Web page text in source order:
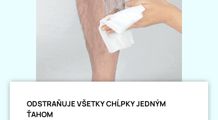
ODSTRAŇUJE VŠETKY CHĹPKY JEDNÝM
ŤAHOM